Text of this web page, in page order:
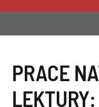
PRACE
LEKTURY: